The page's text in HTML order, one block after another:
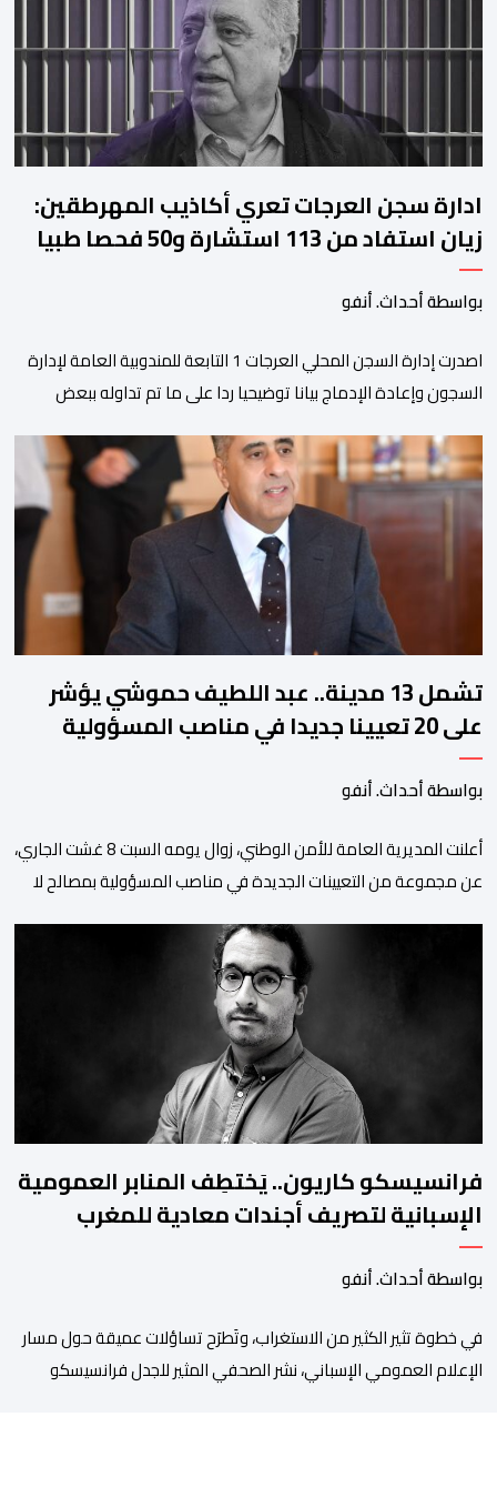
ادارة سجن العرجات تعري أكاذيب المهرطقين:
زيان استفاد من 113 استشارة و50 فحصا طبيا
بواسطة أحداث. أنفو
اصدرت إدارة السجن المحلي العرجات 1 التابعة للمندوبية العامة لإدارة
السجون وإعادة الإدماج بيانا توضيحيا ردا على ما تم تداوله ببعض
زيان، المعتقل بالمؤسسة ذاتها، وذلك لتنوير الرأي العام بالحقائق
والمعطيات الدقيقة.واوضحت إدارة المؤسسة السجنية أن المعني
بالأمر يستفيد منذ إيداعه من تتبع طبي منتظم ومستمر وفقا […]
تشمل 13 مدينة.. عبد اللطيف حموشي يؤشر
على 20 تعيينا جديدا في مناصب المسؤولية
بمصالح الأمن الوطني
بواسطة أحداث. أنفو
أعلنت المديرية العامة للأمن الوطني، زوال يومه السبت 8 غشت الجاري،
عن مجموعة من التعيينات الجديدة في مناصب المسؤولية بمصالح لا
والعروي وأسفي ووجدة والعيون والدار البيضاء وبني ملال وابن جرير
وطنجة وأصيلة، وذلك في إطار دينامية داخلية تهدف لضخ دماء جديدة
والاستعانة بكفاءات أمنية شابة ومتمرسة، […]
فرانسيسكو كاريون.. يَختطِف المنابر العمومية
الإسبانية لتصريف أجندات معادية للمغرب
بواسطة أحداث. أنفو
في خطوة تثير الكثير من الاستغراب، وتَطرَح تساؤلات عميقة حول مسار
الإعلام العمومي الإسباني، نشر الصحفي المثير للجدل فرانسيسكو